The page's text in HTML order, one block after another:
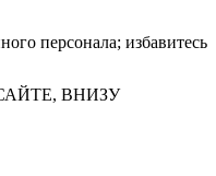
персонала; избавитесь
САЙТЕ, ВНИЗУ